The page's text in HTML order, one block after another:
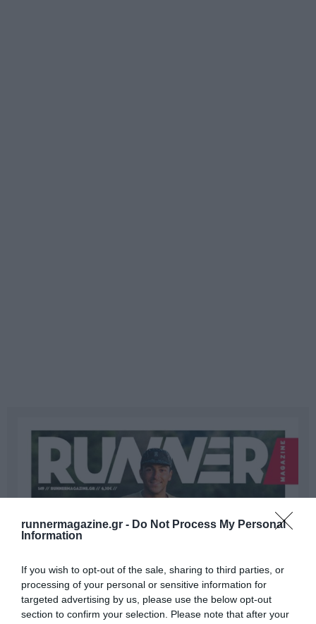
runnermagazine.gr - Do Not Process My Personal
Information
If you wish to opt-out of the sale, sharing to third parties, or
processing of your personal or sensitive information for
targeted advertising by us, please use the below opt-out
section to confirm your selection. Please note that after your